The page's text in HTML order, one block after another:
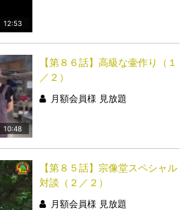
12:53
10:48
【第８６話】高級な壷作り（１
／２）
月額会員様 見放題
【第８５話】宗像堂スペシャル
対談（２／２）
月額会員様 見放題